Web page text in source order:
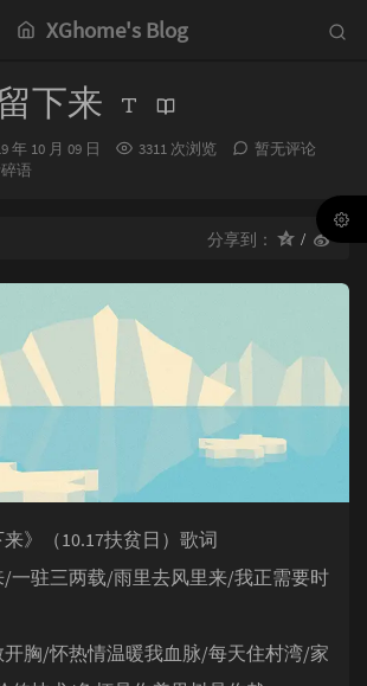
XGhome's Blog
下来
年 10 月 09 日 3311 次浏览
暂无评论
语
分享到：
来》（10.17扶贫日）歌词
/一驻三两载/雨里去风里来/我正需要时
胸/怀热情温暖我血脉/每天住村湾/家